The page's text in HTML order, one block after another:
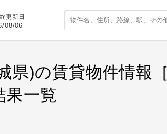
更新日
08/06
県)の賃貸物件情報
果一覧